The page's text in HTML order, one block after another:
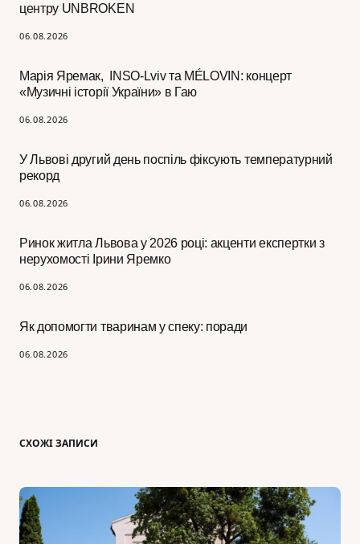
центру UNBROKEN
06.08.2026
Марія Яремак, INSO-Lviv та MÉLOVIN: концерт
«Музичні історії України» в Гаю
06.08.2026
У Львові другий день поспіль фіксують температурний
рекорд
06.08.2026
Ринок житла Львова у 2026 році: акценти експертки з
нерухомості Ірини Яремко
06.08.2026
Як допомогти тваринам у спеку: поради
06.08.2026
СХОЖІ ЗАПИСИ